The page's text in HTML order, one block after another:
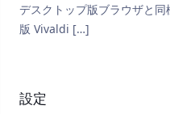
デスクトップ版ブラウザと同
版 Vivaldi […]
設定